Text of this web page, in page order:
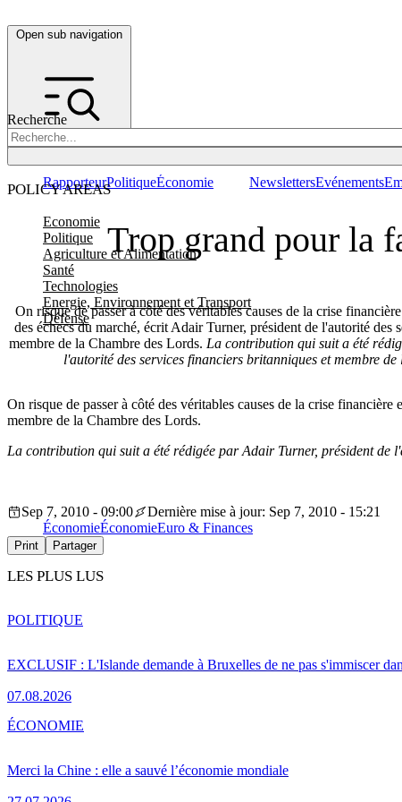
Open sub navigation
Recherche
POLICY AREAS
Economie
Politique
Agriculture et Alimentation
Santé
Technologies
Energie, Environnement et Transport
Défense
RapporteurPolitiqueÉconomie NewslettersEvénements
Trop grand pour la
On risque de passer à côté des véritables causes de la crise
des échecs du marché, écrit Adair Turner, président de l'autorité des
membre de la Chambre des Lords. La contribution qui suit a été
l'autorité des services financiers britanniques et membre
On risque de passer à côté des véritables causes de la crise
membre de la Chambre des Lords.
La contribution qui suit a été rédigée par Adair Turner, président de
Sep 7, 2010 - 09:00
Dernière mise à jour: Sep 7, 2010 - 15:21
ÉconomieÉconomieEuro & Finances
Print Partager
LES PLUS LUS
EXCLUSIF : L'Islande demande à Bruxelles de ne pas s'immiscer
07.08.2026
POLITIQUE
Merci la Chine : elle a sauvé l’économie mondiale
ÉCONOMIE